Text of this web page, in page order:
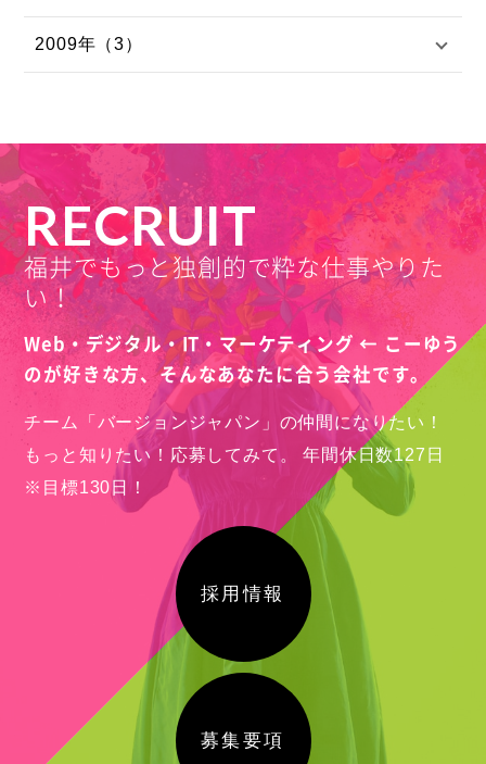
2009年（3）
RECRUIT
福井でもっと独創的で粋な仕事やりた
い！
Web・デジタル・IT・マーケティング ← こーゆう
のが好きな方、そんなあなたに合う会社です。
チーム「バージョンジャパン」の仲間になりたい！
もっと知りたい！応募してみて。
年間休日数127日
※目標130日！
採用情報
募集要項